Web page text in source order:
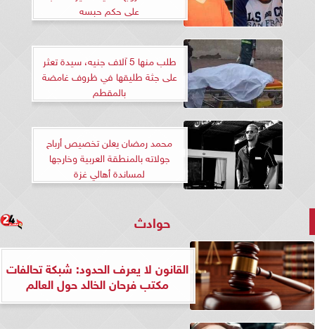
على حكم حبسه
طلب منها 5 آلاف جنيه، سيدة تعثر
على جثة طليقها في ظروف غامضة
بالمقطم
محمد رمضان يعلن تخصيص أرباح
جولاته بالمنطقة العربية وخارجها
لمساندة أهالي غزة
حوادث
القانون لا يعرف الحدود: شبكة تحالفات
مكتب فرحان الخالد حول العالم